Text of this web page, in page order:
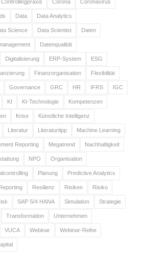
Controllingpraxis Corona Coronavirus
Data Data Analytics
Science Data Scientist Daten
Datenqualität
Digitalisierung ERP-System ESG
Finanzorganisation Flexibilität
Governance GRC HR IFRS IGC
KI KI-Technologie Kompetenzen
Krise Künstliche Intelligenz
Literatur Literaturtipp Machine Learning
Reporting Megatrend Nachhaltigkeit
NPO Organisation
Planung Predictive Analytics
Resilienz Risiken Risiko
SAP S/4 HANA Simulation Strategie
Transformation Unternehmen
VUCA Webinar Webinar-Reihe